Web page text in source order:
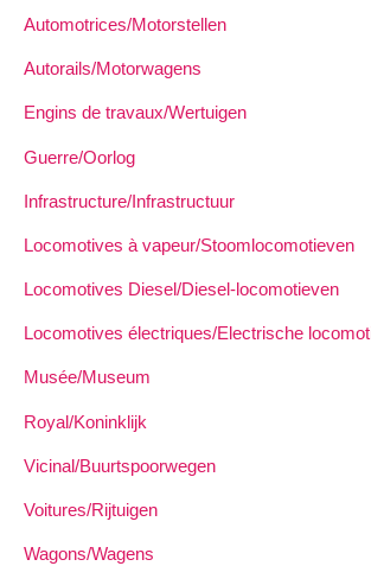
Automotrices/Motorstellen
Autorails/Motorwagens
Engins de travaux/Wertuigen
Guerre/Oorlog
Infrastructure/Infrastructuur
Locomotives à vapeur/Stoomlocomotieven
Locomotives Diesel/Diesel-locomotieven
Locomotives électriques/Electrische
Musée/Museum
Royal/Koninklijk
Vicinal/Buurtspoorwegen
Voitures/Rijtuigen
Wagons/Wagens